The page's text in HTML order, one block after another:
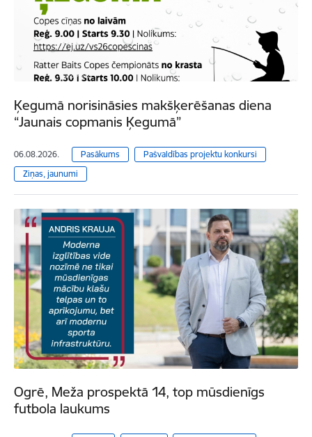
Ķegumā norisināsies makšķerēšanas diena
“Jaunais copmanis Ķegumā”
06.08.2026. Pasākums
Pašvaldības projektu konkursi
Ziņas, jaunumi
Ogrē, Meža prospektā 14, top mūsdienīgs
futbola laukums